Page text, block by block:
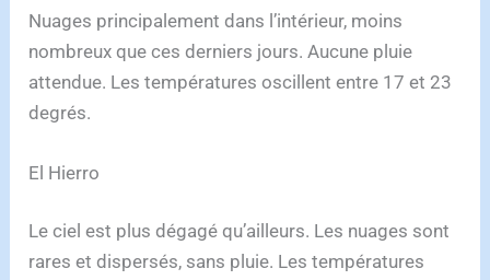
Nuages principalement dans l’intérieur, moins
nombreux que ces derniers jours. Aucune pluie
attendue. Les températures oscillent entre 17 et 23
degrés.
El Hierro
Le ciel est plus dégagé qu’ailleurs. Les nuages sont
rares et dispersés, sans pluie. Les températures